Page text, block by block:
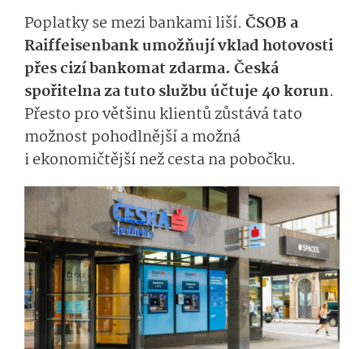
Poplatky se mezi bankami liší. ČSOB a
Raiffeisenbank umožňují vklad hotovosti
přes cizí bankomat zdarma. Česká
spořitelna za tuto službu účtuje 40 korun.
Přesto pro většinu klientů zůstává tato
možnost pohodlnější a možná
i ekonomičtější než cesta na pobočku.